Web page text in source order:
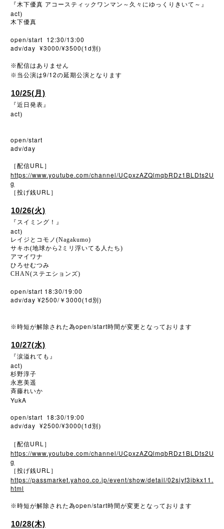
『木下優真 アコースティックワンマン～久々にゆっくりきいて～』
act)
木下優真
open/start 12:30/13:00
adv/day ¥3000/¥3500(1d 別)
※配信はありません
※ 当公演は9/12の延期公演となります
10/25(月)
『近日発表』
act)
open/start
adv/day
［配信URL ］
https://www.youtube.com/channel/UCpxzAZQlmqbRDz1BLDts2U
g
［投げ銭URL ］
10/26(火)
『スイミング！』
act)
レイジとコモノ(Nagakumo)
サキホ(地球から2ミリ浮いてる人たち)
アマイワナ
ひろせむつみ
CHAN(ステエションズ)
open/start 18:30/19:00
adv/day ¥2500/ ￥ 3000(1d 別)
※時短が解除された為open/start時間が変更となっております
10/27(水)
『涙溢れても』
act)
杉野淳子
永恵美遥
斉藤れいか
YukA
open/start 18:30/19:00
adv/day ¥2500/¥3000(1d 別)
［配信URL ］
https://www.youtube.com/channel/UCpxzAZQlmqbRDz1BLDts2U
g
［投げ銭URL ］
https://passmarket.yahoo.co.jp/event/show/detail/02siyf3ibkx11.
html
※時短が解除された為open/start時間が変更となっております
10/28(木)